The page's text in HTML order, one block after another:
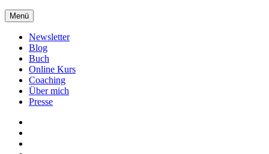
Zum
Inhalt
springen
Menü
Newsletter
Blog
Buch
Online Kurs
Coaching
Über mich
Presse